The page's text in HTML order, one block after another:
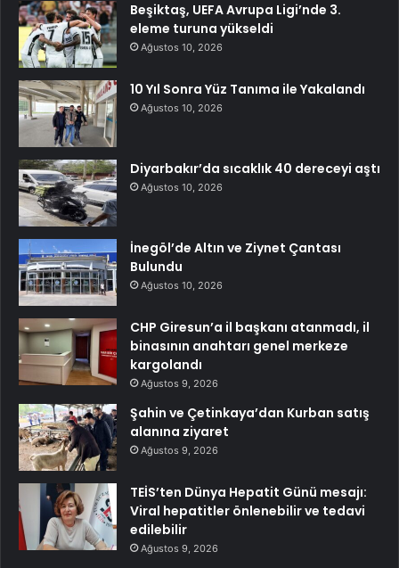
Beşiktaş, UEFA Avrupa Ligi’nde 3.
eleme turuna yükseldi
Ağustos 10, 2026
10 Yıl Sonra Yüz Tanıma ile Yakalandı
Ağustos 10, 2026
Diyarbakır’da sıcaklık 40 dereceyi aştı
Ağustos 10, 2026
İnegöl’de Altın ve Ziynet Çantası
Bulundu
Ağustos 10, 2026
CHP Giresun’a il başkanı atanmadı, il
binasının anahtarı genel merkeze
kargolandı
Ağustos 9, 2026
Şahin ve Çetinkaya’dan Kurban satış
alanına ziyaret
Ağustos 9, 2026
TEİS’ten Dünya Hepatit Günü mesajı:
Viral hepatitler önlenebilir ve tedavi
edilebilir
Ağustos 9, 2026